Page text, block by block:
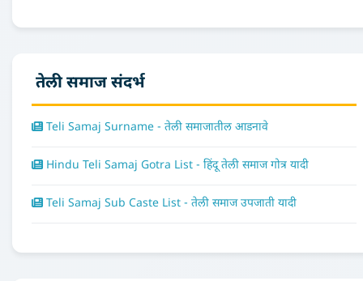
तेली समाज संदर्भ
Teli Samaj Surname - तेली समाजातील आडनावे
Hindu Teli Samaj Gotra List - हिंदू तेली समाज गोत्र यादी
Teli Samaj Sub Caste List - तेली समाज उपजाती यादी